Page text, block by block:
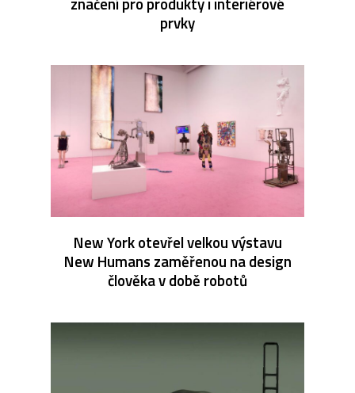
prvky
New York otevřel velkou výstavu
New Humans zaměřenou na design
člověka v době robotů